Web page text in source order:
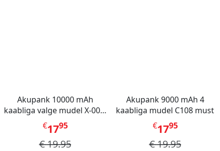
Akupank 10000 mAh
kaabliga valge mudel X-001,
Mini Berry
€1795
€19.95
Akupank 9000 mAh 4
kaabliga mudel C108 must
€1795
€19.95